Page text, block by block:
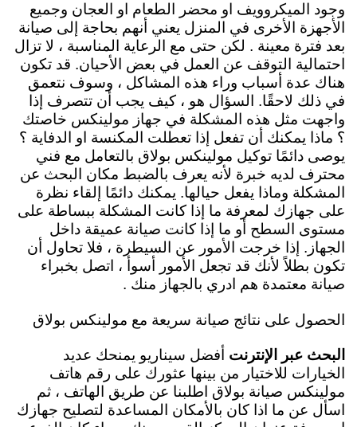
وجود الميكروويف او محضر الطعام او العجان وجميع
الأجهزة الأخرى في المنزل يعني أنهم بحاجة إلى صيانة
بعد فترة معينة . لكن حتى مع الرعاية المناسبة ، لا تزال
احتمالية التوقف عن العمل في بعض الأحيان. قد تكون
هناك عدة أسباب وراء هذه المشاكل ، وسوف نتعمق
في ذلك لاحقًا. السؤال هو ، كيف يجب أن تتصرف إذا
واجهت مثل هذه المشكلة في جهاز مولينكس خاصتك
؟ ماذا يمكنك أن تفعل إذا تعطلت المكنسة او الدفاية ؟
يوصى دائمًا توكيل مولينكس بولاق بالتعامل مع فني
محترف لديه خبرة لأنه يعرف بالضبط مكان البحث عن
المشكلة وماذا يفعل حيالها. يمكنك دائمًا إلقاء نظرة
على جهازك لمعرفة ما إذا كانت المشكلة ببساطة على
مستوى السطح أو ما إذا كانت صيانة عميقة داخل
الجهاز. إذا خرجت الأمور عن السيطرة ، فلا تحاول أن
تكون بطلاً لأنك قد تجعل الأمور أسوأ ، اتصل بخبراء
صيانة معتمدة هم ادري بالجهاز منك .
الحصول على نتائج صيانة سريعة مع مولينكس بولاق
البحث عبر الإنترنت أفضل سيناريو يمنحك عديد
الخيارات للاختيار من بينها عثورك على رقم هاتف
مولينكس صيانة بولاق اطلبنا عن طريق الهاتف ، ثم
اسأل عن ما اذا كان بالأمكان المساعدة لتصليح جهازك